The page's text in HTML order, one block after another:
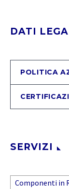
DATI
POLITICA
SERVIZI
Componenti in